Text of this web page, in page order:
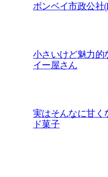
ボンベイ市政公社
小さいけど魅力的
イー屋さん
実はそんなに甘く
ド菓子